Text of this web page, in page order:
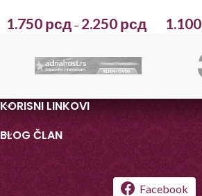
1.750 рсд – 2.250 рсд 1.100
KORISNI LINKOVI
BLOG ČLAN
Facebook